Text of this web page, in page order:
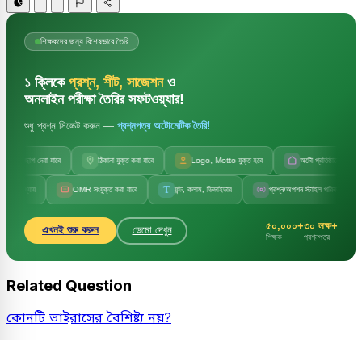
শিক্ষকদের জন্য বিশেষভাবে তৈরি
১ ক্লিকে প্রশ্ন, শীট, সাজেশনও
অনলাইন পরীক্ষা তৈরির সফটওয়্যার!
শুধু প্রশ্ন সিলেক্ট করুন — প্রশ্নপত্র অটোমেটিক তৈরি!
জলছাপ দেয়া যাবে ঠিকানা যুক্ত করা যাবে Logo, Motto যুক্ত হবে অটো প্রতিষ্ঠানের নাম
OMR সংযুক্ত করা যাবে ফন্ট, কলাম, ডিভাইডার প্রশ্ন/অপশন স্টাইল পরিবর্তন
এখনই শুরু করুন ডেমো দেখুন ৫০,০০০+
শিক্ষক
৩০ লক্ষ+
প্রশ্নপত্র
Related Question
কোনটি ভাইরাসের বৈশিষ্ট্য নয়?